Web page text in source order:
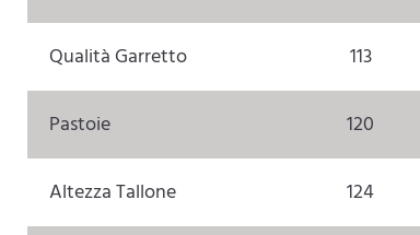
Qualità Garretto 113
Pastoie 120
Altezza Tallone 124